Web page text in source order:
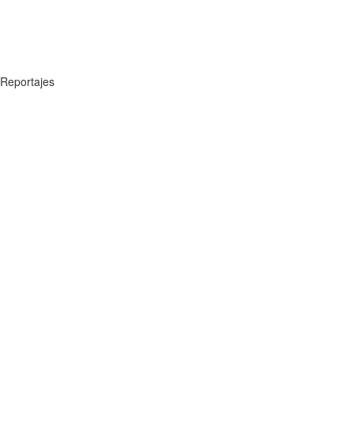
Reportajes